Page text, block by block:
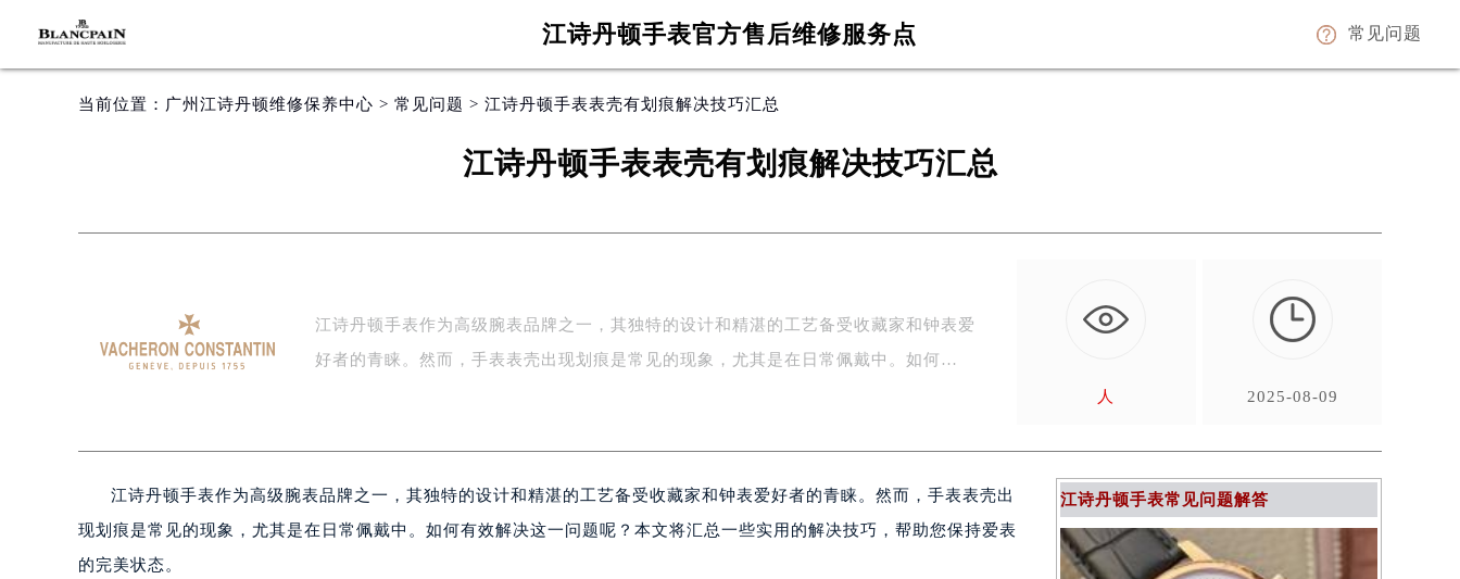
江诗丹顿手表官方售后维修服务点 常见问题
当前位置： 广州江诗丹顿维修保养中心 > 常见问题 > 江诗丹顿手表表壳有划痕解决技巧汇总
江诗丹顿手表表壳有划痕解决技巧汇总
江诗丹顿手表作为高级腕表品牌之一，其独特的设计和精湛的工艺备受收藏家和钟表爱
好者的青睐。然而，手表表壳出现划痕是常见的现象，尤其是在日常佩戴中。如何…
人 2025-08-09
江诗丹顿手表作为高级腕表品牌之一，其独特的设计和精湛的工艺备受收藏家和钟表爱好者的青睐。然而，手表表壳出
现划痕是常见的现象，尤其是在日常佩戴中。如何有效解决这一问题呢？本文将汇总一些实用的解决技巧，帮助您保持爱表
的完美状态。
江诗丹顿手表常见问题解答